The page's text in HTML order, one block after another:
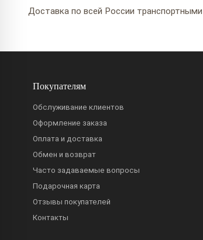
Доставка по всей России
Покупателям
Обслуживание клиентов
Оформление заказа
Оплата и доставка
Обмен и возврат
Часто задаваемые вопросы
Подарочная карта
Отзывы покупателей
Контакты